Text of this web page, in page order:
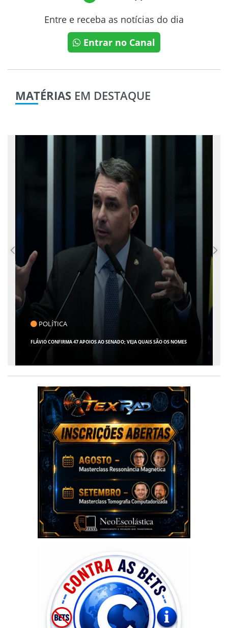
Entre e receba as notícias do dia
Entrar no Canal
MATÉRIAS EM DESTAQUE
CLICK INDICA
GIRO POR SERGIPE, BRASIL E MUNDO - 07 DE AGOSTO DE 2026